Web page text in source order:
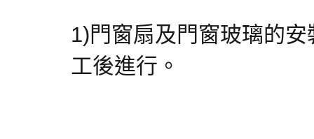
1)門窗扇及門窗玻璃的
工後進行。